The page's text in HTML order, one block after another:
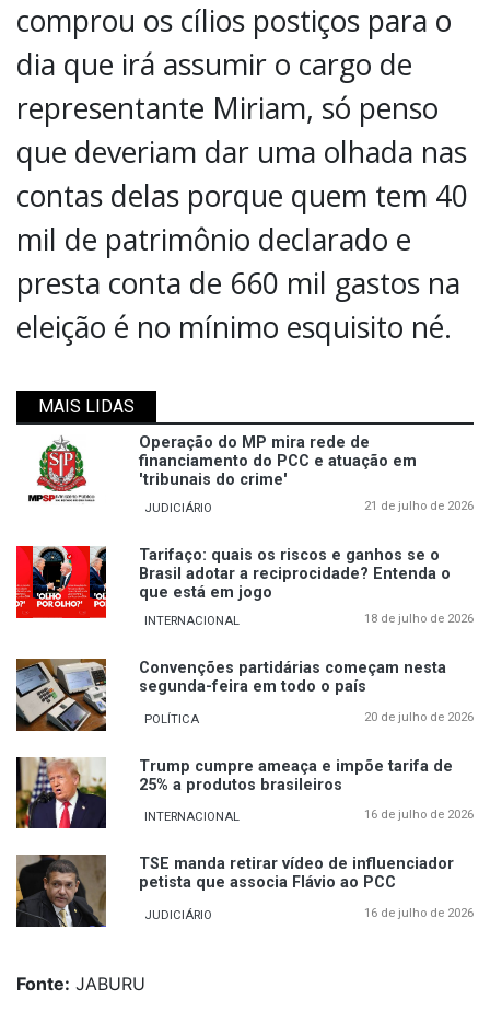
comprou os cílios postiços para o
dia que irá assumir o cargo de
representante Miriam, só penso
que deveriam dar uma olhada nas
contas delas porque quem tem 40
mil de patrimônio declarado e
presta conta de 660 mil gastos na
eleição é no mínimo esquisito né.
MAIS LIDAS
Operação do MP mira rede de
financiamento do PCC e atuação em
'tribunais do crime'
JUDICIÁRIO 21 de julho de 2026
Tarifaço: quais os riscos e ganhos se o
Brasil adotar a reciprocidade? Entenda o
que está em jogo
INTERNACIONAL 18 de julho de 2026
Convenções partidárias começam nesta
segunda-feira em todo o país
POLÍTICA 20 de julho de 2026
Trump cumpre ameaça e impõe tarifa de
25% a produtos brasileiros
INTERNACIONAL 16 de julho de 2026
TSE manda retirar vídeo de influenciador
petista que associa Flávio ao PCC
JUDICIÁRIO 16 de julho de 2026
Fonte: JABURU